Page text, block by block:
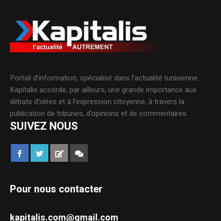
Portail d’information, spécialisé dans l’actualité tunisienne.
Kapitalis accorde, par ailleurs, une grande importance aux
débats d’idées et à l’expression citoyenne, à travers la
publication de tribunes, d’opinions et de commentaires.
SUIVEZ NOUS
Pour nous contacter
kapitalis.com@gmail.com